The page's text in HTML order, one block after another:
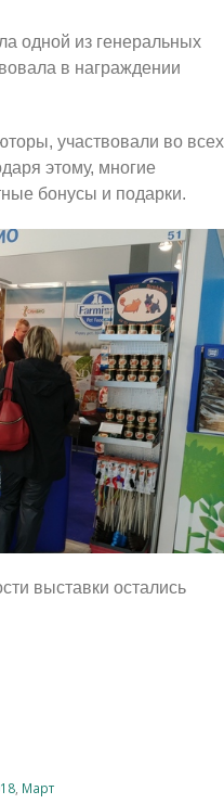
одной из генеральных
в награждении
участвовали во всех
этому, многие
бонусы и подарки.
выставки остались
Март